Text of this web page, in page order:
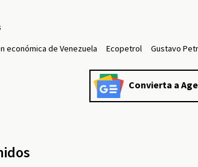
económica de Venezuela Ecopetrol Gustavo
Convierta a